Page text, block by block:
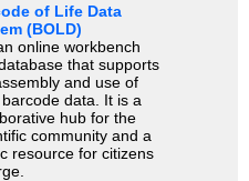
of Life Data
(BOLD)
online workbench
that supports
and use of
barcode data. It is a
hub for the
community and a
resource for citizens